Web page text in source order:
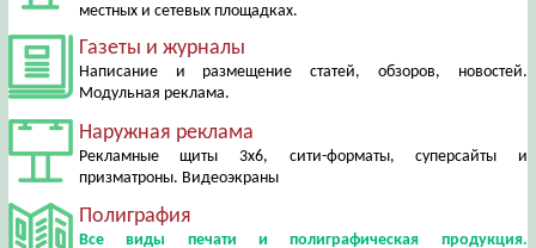
местных и сетевых площадках.
Газеты и журналы
Написание и размещение статей, обзоров, новостей.
Модульная реклама.
Наружная реклама
Рекламные щиты 3х6, сити-форматы, суперсайты и
призматроны. Видеоэкраны
Полиграфия
Все виды печати и полиграфическая продукция.